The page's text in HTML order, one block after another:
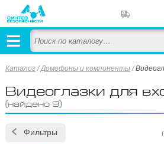
Каталог /Домофоны и компоненты /
Видеоглазки для
(найдено 9)
Фильтры